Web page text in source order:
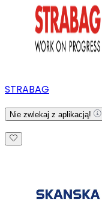
STRABAG
Nie zwlekaj z aplikacją!